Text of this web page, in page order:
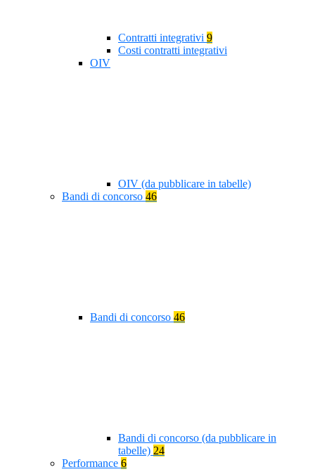
Contratti integrativi 9
Costi contratti integrativi
OIV
OIV (da pubblicare in tabelle)
Bandi di concorso 46
Bandi di concorso 46
Bandi di concorso (da pubblicare in
tabelle) 24
Performance 6